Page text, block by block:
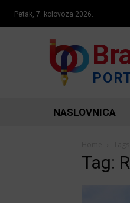
Petak, 7. kolovoza 2026.
NASLOVNICA
Tag: